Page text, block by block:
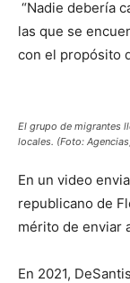
“Nadie debería
las que se
con el propósito
El grupo de migrantes
locales. (Foto:
En un video
republicano de
mérito de enviar
En 2021,